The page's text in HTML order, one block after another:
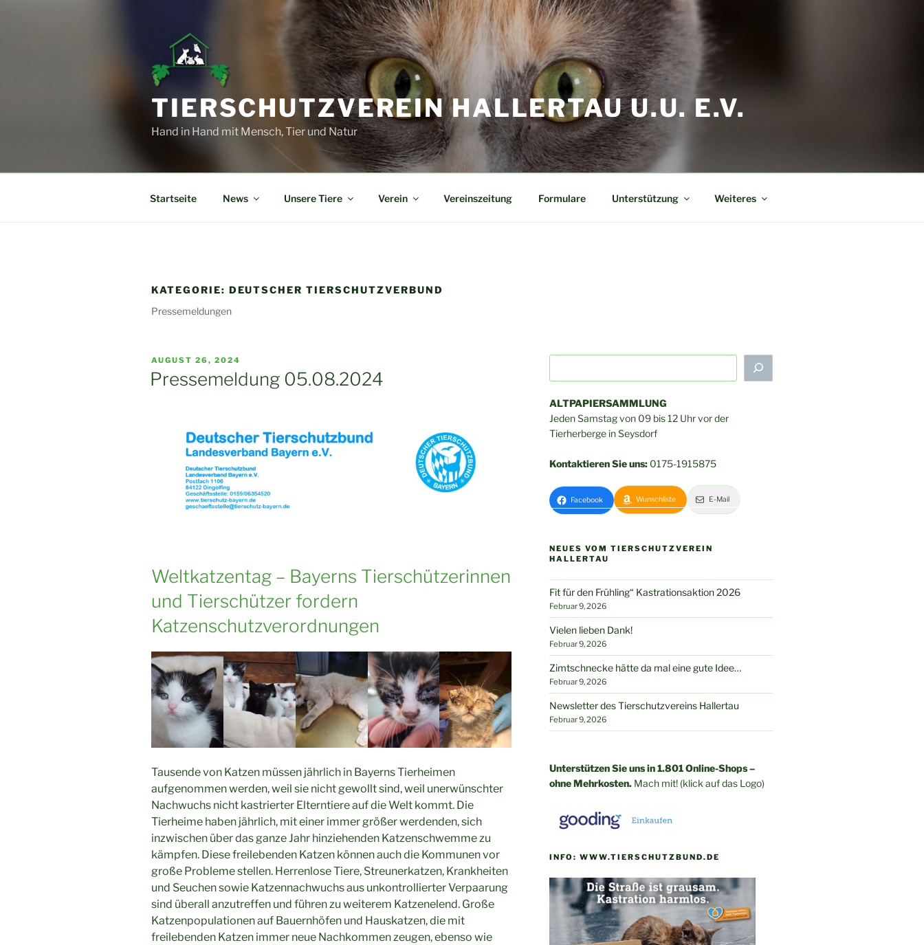
TIERSCHUTZVEREIN HALLERTAU U.U. E.V.
Hand in Hand mit Mensch, Tier und Natur
Startseite News Unsere Tiere Verein Vereinszeitung Formulare Unterstützung Weiteres
KATEGORIE: DEUTSCHER TIERSCHUTZVERBUND
Pressemeldungen
VERÖFFENTLICHT
AM
AUGUST 26, 2024
Pressemeldung 05.08.2024
Weltkatzentag – Bayerns Tierschützerinnen
und Tierschützer fordern
Katzenschutzverordnungen
Tausende von Katzen müssen jährlich in Bayerns Tierheimen
aufgenommen werden, weil sie nicht gewollt sind, weil unerwünschter
Nachwuchs nicht kastrierter Elterntiere auf die Welt kommt. Die
Tierheime haben jährlich, mit einer immer größer werdenden, sich
inzwischen über das ganze Jahr hinziehenden Katzenschwemme zu
kämpfen. Diese freilebenden Katzen können auch die Kommunen vor
große Probleme stellen. Herrenlose Tiere, Streunerkatzen, Krankheiten
und Seuchen sowie Katzennachwuchs aus unkontrollierter Verpaarung
sind überall anzutreffen und führen zu weiterem Katzenelend. Große
Katzenpopulationen auf Bauernhöfen und Hauskatzen, die mit
freilebenden Katzen immer neue Nachkommen zeugen, ebenso wie
ALTPAPIERSAMMLUNG
Jeden Samstag von 09 bis 12 Uhr vor der
Tierherberge in Seysdorf
Kontaktieren Sie uns: 0175-1915875
Facebook Wunschliste E-Mail
NEUES VOM TIERSCHUTZVEREIN
HALLERTAU
Fit für den Frühling“ Kastrationsaktion 2026
Februar 9, 2026
Vielen lieben Dank!
Februar 9, 2026
Zimtschnecke hätte da mal eine gute Idee…
Februar 9, 2026
Newsletter des Tierschutzvereins Hallertau
Februar 9, 2026
Unterstützen Sie uns in 1.801 Online-Shops –
ohne Mehrkosten. Mach mit! (klick auf das Logo)
INFO: WWW.TIERSCHUTZBUND.DE